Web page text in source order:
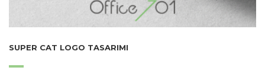
SUPER CAT LOGO TASARIMI